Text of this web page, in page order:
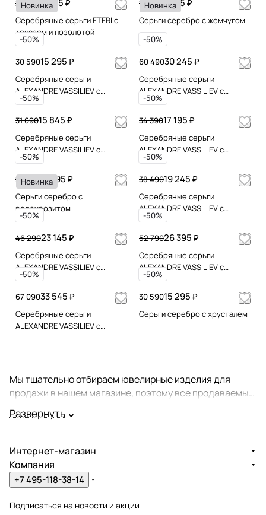
Новинка11 595 ₽
23 190
Серебряные серьги ETERI с
топазом и позолотой
Новинка7 645 ₽
15 290
Серьги серебро с жемчугом
-50%
15 295 ₽
30 590
Серебряные серьги
ALEXANDRE VASSILIEV с
розовым кварцем и
марказитами Swarovski
-50%
30 245 ₽
60 490
Серебряные серьги
ALEXANDRE VASSILIEV с
розовым кварцем, шпинелью
и марказитами Swarovski
-50%
15 845 ₽
31 690
Серебряные серьги
ALEXANDRE VASSILIEV с
марказитами Swarovski и
позолотой
-50%
17 195 ₽
34 390
Серебряные серьги
ALEXANDRE VASSILIEV с
розовым кварцем и
марказитами Swarovski
Новинка
-50%
10 995 ₽
21 990
Серьги серебро с
родохрозитом
-50%
19 245 ₽
38 490
Серебряные серьги
ALEXANDRE VASSILIEV с
розовым кварцем, жадеитом
и позолотой
-50%
23 145 ₽
46 290
Серебряные серьги
ALEXANDRE VASSILIEV с
марказитами Swarovski
-50%
26 395 ₽
52 790
Серебряные серьги
ALEXANDRE VASSILIEV с
перламутром, кварцем и
марказитами Swarovski
-50%
33 545 ₽
67 090
Серебряные серьги
ALEXANDRE VASSILIEV с
-50%
15 295 ₽
30 590
Серьги серебро с хрусталем
Мы тщательно отбираем ювелирные изделия для
продажи в нашем магазине, поэтому все продаваемые
у нас серьги - это настоящие шедевры ювелирного
мастерства. Огромный ассортимент этих украшений
с драгоценными и полудрагоценными камнями, а
также серег без вставок.
Мы стараемся, чтобы все продаваемые у нас серьги
имели комплекты изколец,браслетов
Развернуть
Интернет-магазин
Компания
+7 495-118-38-14
Подписаться на новости и акции